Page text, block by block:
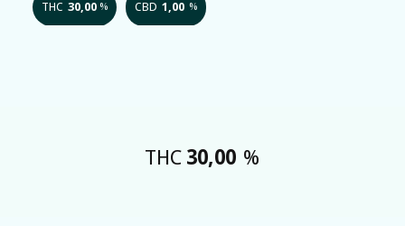
THC 30,00 % CBD 1,00 %
THC 30,00 %